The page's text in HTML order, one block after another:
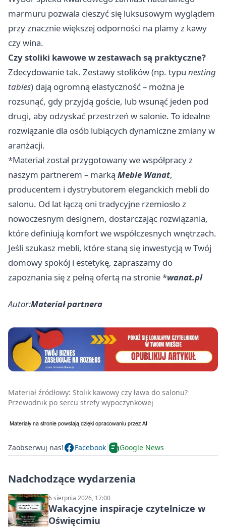
marmuru pozwala cieszyć się luksusowym wyglądem
przy znacznie większej odporności na plamy z kawy
czy wina.
Czy stoliki kawowe w zestawach są praktyczne?
Zdecydowanie tak. Zestawy stolików (np. typu nesting
tables) dają ogromną elastyczność – można je
rozsunąć, gdy przyjdą goście, lub wsunąć jeden pod
drugi, aby odzyskać przestrzeń w salonie. To idealne
rozwiązanie dla osób lubiących dynamiczne zmiany w
aranżacji.
*Materiał został przygotowany we współpracy z
naszym partnerem – marką Meble Wanat,
producentem i dystrybutorem eleganckich mebli do
salonu. Od lat łączą oni tradycyjne rzemiosło z
nowoczesnym designem, dostarczając rozwiązania,
które definiują komfort we współczesnych wnętrzach.
Jeśli szukasz mebli, które staną się inwestycją w Twój
domowy spokój i estetykę, zapraszamy do
zapoznania się z pełną ofertą na stronie *wanat.pl
Autor:Materiał partnera
Materiał źródłowy: Stolik kawowy czy ława do salonu?
Przewodnik po sercu strefy wypoczynkowej
Zaobserwuj nas! Facebook Google News
Nadchodzące wydarzenia
6 sierpnia 2026, 17:00
Wakacyjne inspiracje czytelnicze w
Oświęcimiu